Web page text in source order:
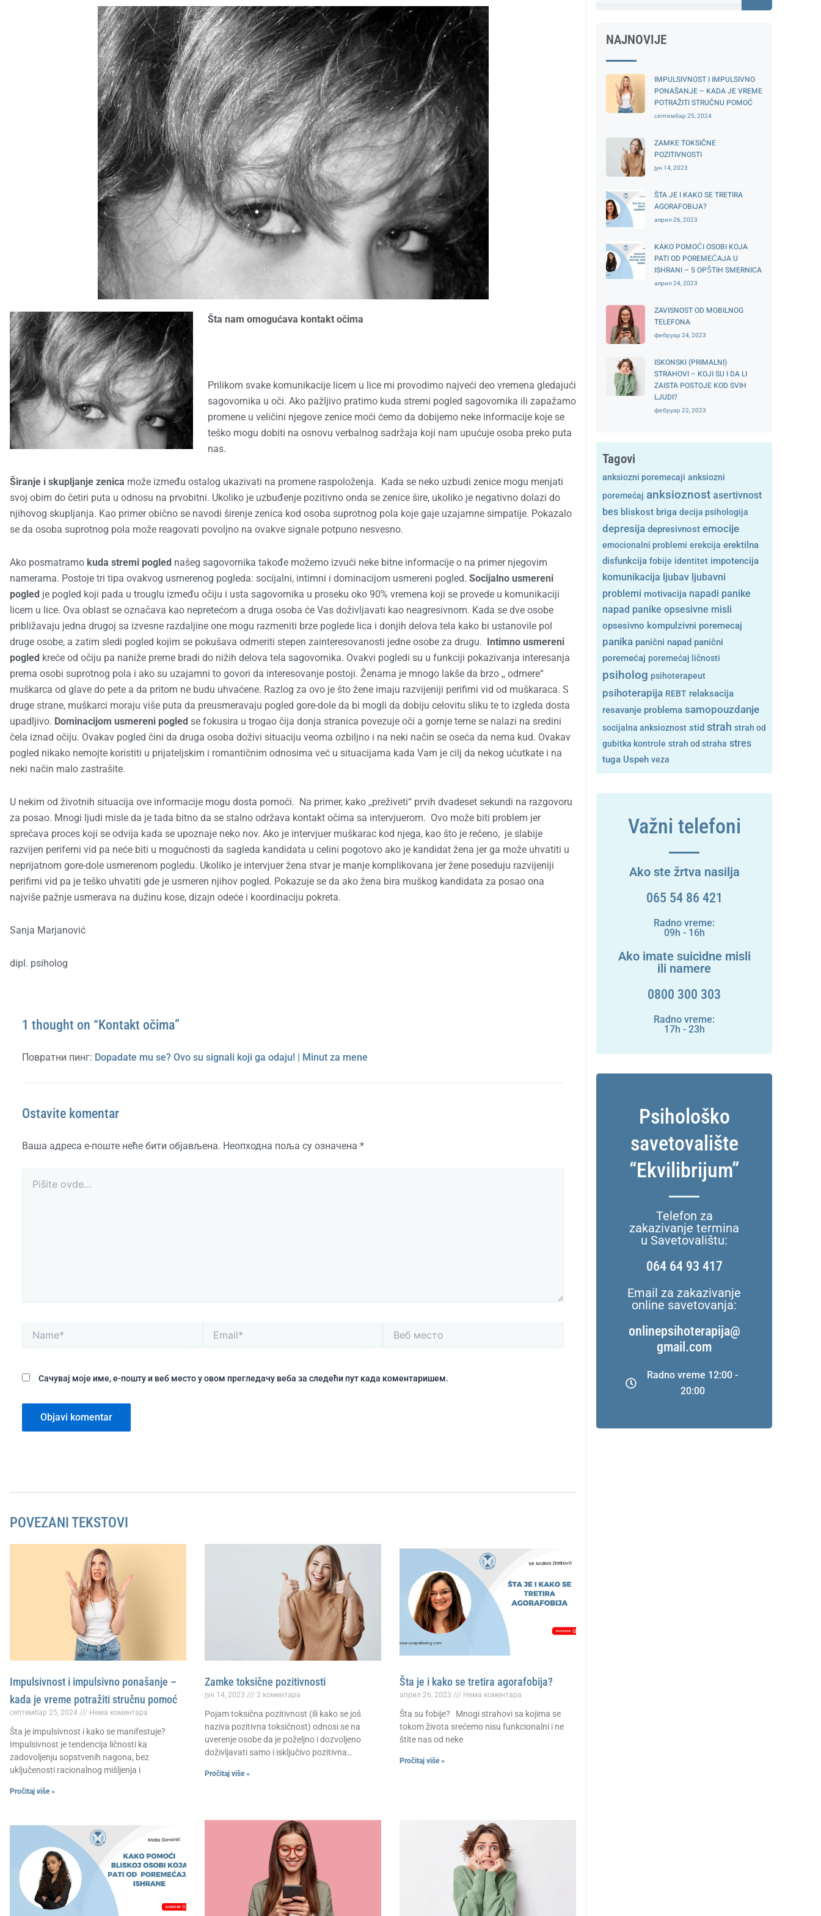
Šta nam omogućava kontakt očima
Prilikom svake komunikacije licem u lice mi provodimo najveći deo vremena gledajući
sagovornika u oči. Ako pažljivo pratimo kuda stremi pogled sagovornika ili zapažamo
promene u veličini njegove zenice moći ćemo da dobijemo neke informacije koje se
teško mogu dobiti na osnovu verbalnog sadržaja koji nam upućuje osoba preko puta
nas.
Širanje i skupljanje zenica može između ostalog ukazivati na promene raspoloženja. Kada se neko uzbudi zenice mogu menjati
svoj obim do četiri puta u odnosu na prvobitni. Ukoliko je uzbuđenje pozitivno onda se zenice šire, ukoliko je negativno dolazi do
njihovog skupljanja. Kao primer obično se navodi širenje zenica kod osoba suprotnog pola koje gaje uzajamne simpatije. Pokazalo
se da osoba suprotnog pola može reagovati povoljno na ovakve signale potpuno nesvesno.
Ako posmatramo kuda stremi pogled našeg sagovornika takođe možemo izvući neke bitne informacije o na primer njegovim
namerama. Postoje tri tipa ovakvog usmerenog pogleda: socijalni, intimni i dominacijom usmereni pogled. Socijalno usmereni
pogled je pogled koji pada u trouglu između očiju i usta sagovornika u proseku oko 90% vremena koji se provede u komunikaciji
licem u lice. Ova oblast se označava kao nepretećom a druga osoba će Vas doživljavati kao neagresivnom. Kada se dve osobe
približavaju jedna drugoj sa izvesne razdaljine one mogu razmeniti brze poglede lica i donjih delova tela kako bi ustanovile pol
druge osobe, a zatim sledi pogled kojim se pokušava odmeriti stepen zainteresovanosti jedne osobe za drugu. Intimno usmereni
pogled kreće od očiju pa naniže preme bradi do nižih delova tela sagovornika. Ovakvi pogledi su u funkciji pokazivanja interesanja
prema osobi suprotnog pola i ako su uzajamni to govori da interesovanje postoji. Ženama je mnogo lakše da brzo ,, odmere“
muškarca od glave do pete a da pritom ne budu uhvaćene. Razlog za ovo je što žene imaju razvijeniji perifirni vid od muškaraca. S
druge strane, muškarci moraju više puta da preusmeravaju pogled gore-dole da bi mogli da dobiju celovitu sliku te to izgleda dosta
upadljivo. Dominacijom usmereni pogled se fokusira u trogao čija donja stranica povezuje oči a gornje teme se nalazi na sredini
čela iznad očiju. Ovakav pogled čini da druga osoba doživi situaciju veoma ozbiljno i na neki način se oseća da nema kud. Ovakav
pogled nikako nemojte koristiti u prijateljskim i romantičnim odnosima već u situacijama kada Vam je cilj da nekog ućutkate i na
neki način malo zastrašite.
U nekim od životnih situacija ove informacije mogu dosta pomoći. Na primer, kako ,,preživeti“ prvih dvadeset sekundi na razgovoru
za posao. Mnogi ljudi misle da je tada bitno da se stalno održava kontakt očima sa intervjuerom. Ovo može biti problem jer
sprečava proces koji se odvija kada se upoznaje neko nov. Ako je intervjuer muškarac kod njega, kao što je rečeno, je slabije
razvijen periferni vid pa neće biti u mogućnosti da sagleda kandidata u celini pogotovo ako je kandidat žena jer ga može uhvatiti u
neprijatnom gore-dole usmerenom pogledu. Ukoliko je intervjuer žena stvar je manje komplikovana jer žene poseduju razvijeniji
perifirni vid pa je teško uhvatiti gde je usmeren njihov pogled. Pokazuje se da ako žena bira muškog kandidata za posao ona
najviše pažnje usmerava na dužinu kose, dizajn odeće i koordinaciju pokreta.
Sanja Marjanović
dipl. psiholog
1 thought on “Kontakt očima”
Повратни пинг: Dopadate mu se? Ovo su signali koji ga odaju! | Minut za mene
Ostavite komentar
Ваша адреса е-поште неће бити објављена. Неопходна поља су означена *
Name* Email*
Веб
место
Сачувај моје име, е-пошту и веб место у овом прегледачу веба за следећи пут када коментаришем.
POVEZANI TEKSTOVI
Impulsivnost i impulsivno ponašanje –
kada je vreme potražiti stručnu pomoć
септембар 25, 2024 Нема коментара
Šta je impulsivnost i kako se manifestuje?
Impulsivnost je tendencija ličnosti ka
zadovoljenju sopstvenih nagona, bez
uključenosti racionalnog mišljenja i
Pročitaj više »
Zamke toksične pozitivnosti
јун 14, 2023 2 коментара
Pojam toksična pozitivnost (ili kako se još
naziva pozitivna toksičnost) odnosi se na
uverenje osobe da je poželjno i dozvoljeno
doživljavati samo i isključivo pozitivna…
Pročitaj više »
Šta je i kako se tretira agorafobija?
април 26, 2023 Нема коментара
Šta su fobije? Mnogi strahovi sa kojima se
tokom života srećemo nisu funkcionalni i ne
štite nas od neke
Pročitaj više »
NAJNOVIJE
IMPULSIVNOST I IMPULSIVNO
PONAŠANJE – KADA JE VREME
POTRAŽITI STRUČNU POMOĆ
септембар 25, 2024
ZAMKE TOKSIČNE
POZITIVNOSTI
јун 14, 2023
ŠTA JE I KAKO SE TRETIRA
AGORAFOBIJA?
април 26, 2023
KAKO POMOĆI OSOBI KOJA
PATI OD POREMEĆAJA U
ISHRANI – 5 OPŠTIH SMERNICA
април 24, 2023
ZAVISNOST OD MOBILNOG
TELEFONA
фебруар 24, 2023
ISKONSKI (PRIMALNI)
STRAHOVI – KOJI SU I DA LI
ZAISTA POSTOJE KOD SVIH
LJUDI?
фебруар 22, 2023
Tagovi
anksiozni poremecaji anksiozni
poremećaj anksioznost asertivnost
bes bliskost briga decija psihologija
depresija depresivnost emocije
emocionalni problemi erekcija erektilna
disfunkcija fobije identitet impotencija
komunikacija ljubav ljubavni
problemi motivacija napadi panike
napad panike opsesivne misli
opsesivno kompulzivni poremecaj
panika panični napad panični
poremećaj poremećaj ličnosti
psiholog psihoterapeut
psihoterapija REBT relaksacija
resavanje problema samopouzdanje
socijalna anksioznost stid strah strah od
gubitka kontrole strah od straha stres
tuga Uspeh veza
Važni telefoni
Ako ste žrtva nasilja
065 54 86 421
Radno vreme:
09h - 16h
Ako imate suicidne misli
ili namere
0800 300 303
Radno vreme:
17h - 23h
Psihološko
savetovalište
“Ekvilibrijum”
Telefon za
zakazivanje termina
u Savetovalištu:
064 64 93 417
Email za zakazivanje
online savetovanja:
onlinepsihoterapija@
gmail.com
Radno vreme 12:00 -
20:00